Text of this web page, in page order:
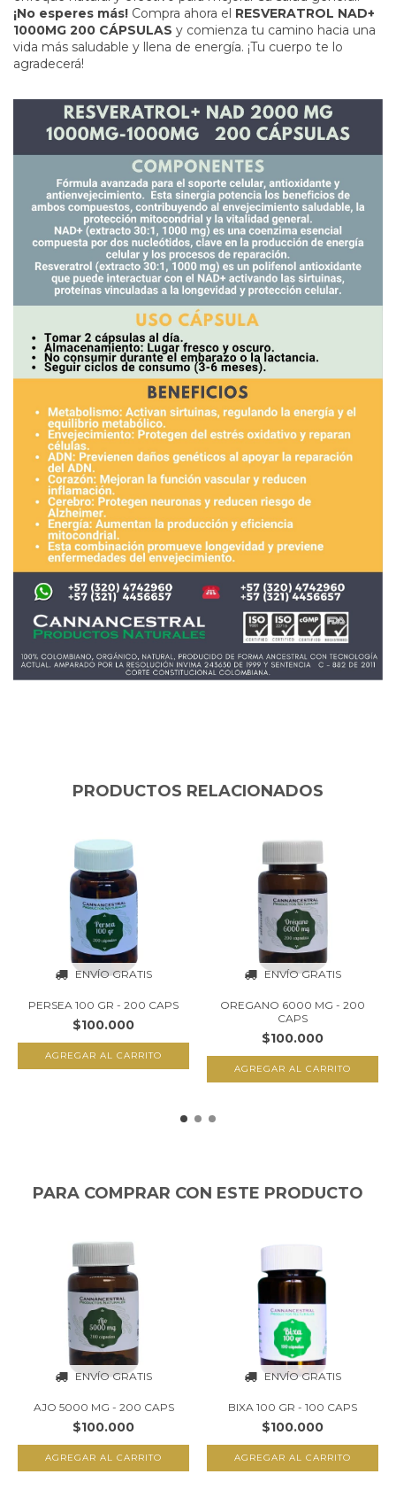
¡No esperes más! Compra ahora el RESVERATROL NAD+
1000MG 200 CÁPSULAS y comienza tu camino hacia una
vida más saludable y llena de energía. ¡Tu cuerpo te lo
agradecerá!
PRODUCTOS RELACIONADOS
ENVÍO GRATIS
PERSEA 100 GR - 200 CAPS
$100.000
ENVÍO GRATIS
OREGANO 6000 MG - 200
CAPS
$100.000
PARA COMPRAR CON ESTE PRODUCTO
ENVÍO GRATIS
AJO 5000 MG - 200 CAPS
$100.000
ENVÍO GRATIS
BIXA 100 GR - 100 CAPS
$100.000